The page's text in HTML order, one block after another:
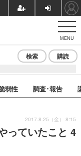
MENU
検索 購読
弱性 調査･報告
っていたこと 4
2017.8.25（金） 8:15